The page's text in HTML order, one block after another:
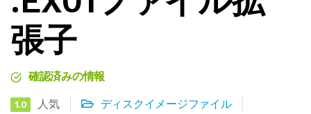
張子
確認済みの情報
1.0 人気 ディスクイメージファイル